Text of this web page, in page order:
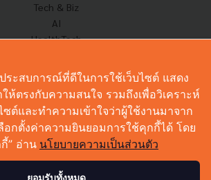
Tech & Biz
AI
HealthTech
Corp Innov
Saucy Thoughts
Sustainable
Videos
Podcast
ระสบการณ์ที่ดีในการใช้เว็บไซต์ แสดง
ห้ตรงกับความสนใจ รวมถึงเพื่อวิเคราะห์
ซต์และทำความเข้าใจว่าผู้ใช้งานมาจาก
กตั้งค่าความยินยอมการใช้คุกกี้ได้ โดย
” อ่าน นโยบายความเป็นส่วนตัว
ยอมรับทั้งหมด